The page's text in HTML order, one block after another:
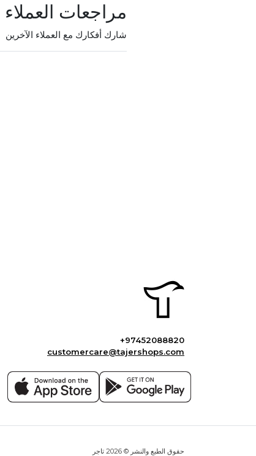
مراجعات العملاء
شارك أفكارك مع العملاء الآخرين
+97452088820
customercare@tajershops.com
حقوق الطبع والنشر © 2026 تاجر